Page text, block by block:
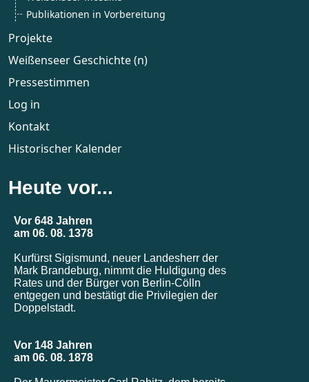
Publikationen in Vorbereitung
Projekte
Weißenseer Geschichte (n)
Pressestimmen
Log in
Kontakt
Historischer Kalender
Heute vor...